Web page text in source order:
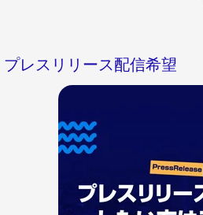
プレスリリース配信希望